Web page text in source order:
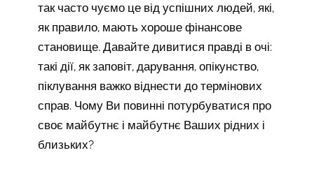
так часто чуємо це від успішних людей, які,
як правило, мають хороше фінансове
становище. Давайте дивитися правді в очі:
такі дії, як заповіт, дарування, опікунство,
піклування важко віднести до термінових
справ. Чому Ви повинні потурбуватися про
своє майбутнє і майбутнє Ваших рідних і
близьких?